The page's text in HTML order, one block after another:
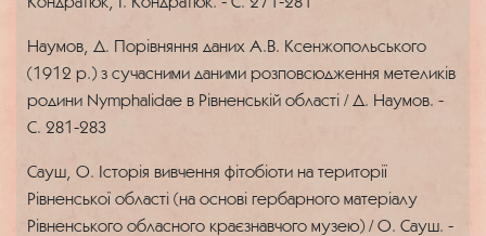
Наумов, Д. Порівняння даних А.В. Ксенжопольського
(1912 р.) з сучасними даними розповсюдження метеликів
родини Nymphalidae в Рівненській області / Д. Наумов. -
С. 281-283
Сауш, О. Історія вивчення фітобіоти на території
Рівненської області (на основі гербарного матеріалу
Рівненського обласного краєзнавчого музею) / О. Сауш. -